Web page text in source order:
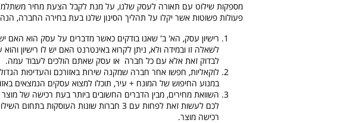
מספקות שילוט עם תאורה לעסק שלנו, על מנת לקבל הצעת מחיר משתלמת
פעולות פשוטות אשר יקלו על תהליך הסינון שלנו בעת בחירה החברה, הנה
רישיון עסק, הא' ב' שאנו בודקים כאשר מדברים על עסק הוא האם יש
לשאלה זו ובמידה ולא, ניתן לקרוא באינטרנט האם יש לו רישיון
לבדוק זאת אלא עם כל חברה או עסק שאתם הולכים לעבוד עמה.
לוקאליות, חפשו אחר חברה שמקנה שירות באזורכם והעדיפות
במנוע החיפוש של המונח + עיר, תוכלו למצוא עסקים הנמצאים
השוואת מחירים, מבין הדברים החשובים ביותר בעת רכישה של
לכם לעשות זאת לפחות עם 3 חברות שונות
רכישה מוצר.